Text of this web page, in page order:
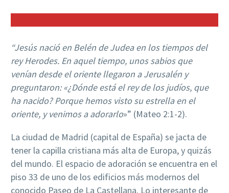
“Jesús nació en Belén de Judea en los tiempos del
rey Herodes. En aquel tiempo, unos sabios que
venían desde el oriente llegaron a Jerusalén y
preguntaron: «¿Dónde está el rey de los judíos, que
ha nacido? Porque hemos visto suestrella en el
oriente, y venimos a adorarlo»” (Mateo 2:1-2).
La ciudad de Madrid (capital de España) se jacta de
tener la capilla cristiana más alta de Europa, y quizás
del mundo. El espacio de adoración se encuentra en el
piso 33 de uno de los edificios más modernos del
conocido Paseo de La Castellana. Lo interesante de